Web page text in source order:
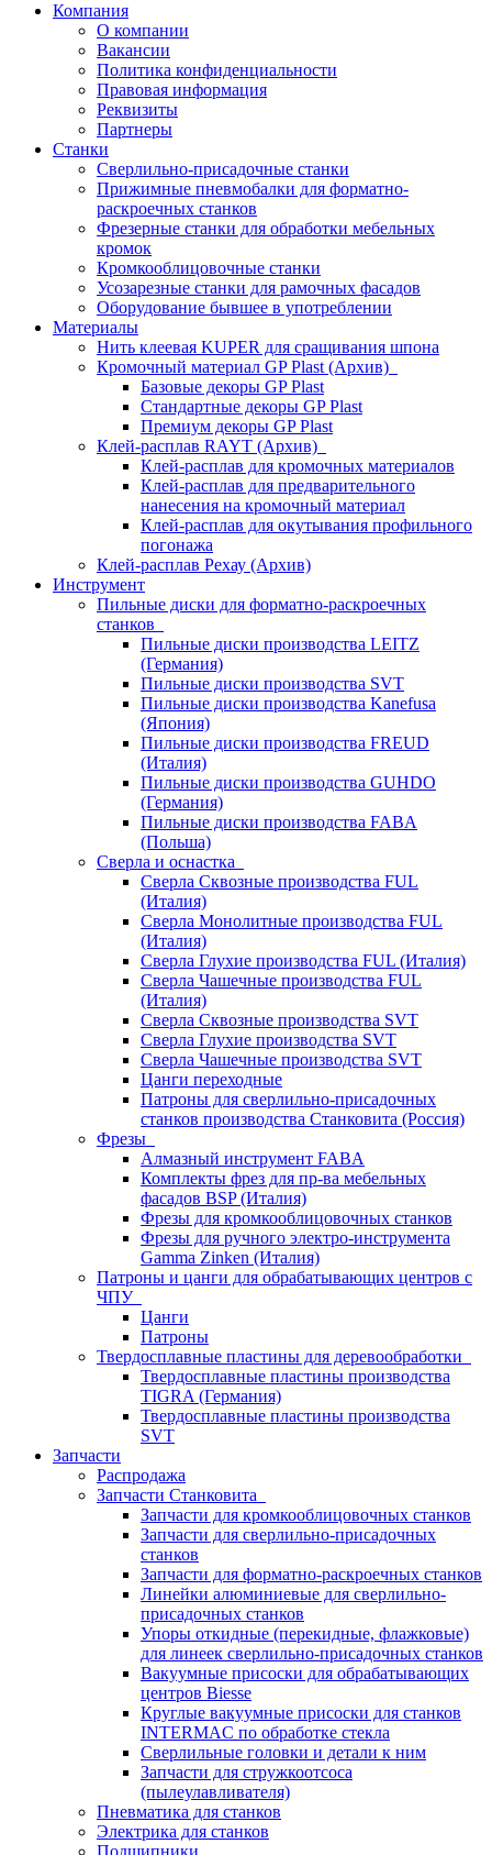
Компания
О компании
Вакансии
Политика конфиденциальности
Правовая информация
Реквизиты
Партнеры
Станки
Сверлильно-присадочные станки
Прижимные пневмобалки для форматно-
раскроечных станков
Фрезерные станки для обработки мебельных
кромок
Кромкооблицовочные станки
Усозарезные станки для рамочных фасадов
Оборудование бывшее в употреблении
Материалы
Нить клеевая KUPER для сращивания шпона
Кромочный материал GP Plast (Архив)
Базовые декоры GP Plast
Стандартные декоры GP Plast
Премиум декоры GP Plast
Клей-расплав RAYT (Архив)
Клей-расплав для кромочных материалов
Клей-расплав для предварительного
нанесения на кромочный материал
Клей-расплав для окутывания профильного
погонажа
Клей-расплав Рехау (Архив)
Инструмент
Пильные диски для форматно-раскроечных
станков
Пильные диски производства LEITZ
(Германия)
Пильные диски производства SVT
Пильные диски производства Kanefusa
(Япония)
Пильные диски производства FREUD
(Италия)
Пильные диски производства GUHDO
(Германия)
Пильные диски производства FABA
(Польша)
Сверла и оснастка
Сверла Сквозные производства FUL
(Италия)
Сверла Монолитные производства FUL
(Италия)
Сверла Глухие производства FUL (Италия)
Сверла Чашечные производства FUL
(Италия)
Сверла Сквозные производства SVT
Сверла Глухие производства SVT
Сверла Чашечные производства SVT
Цанги переходные
Патроны для сверлильно-присадочных
станков производства Станковита (Россия)
Фрезы
Алмазный инструмент FABA
Комплекты фрез для пр-ва мебельных
фасадов BSP (Италия)
Фрезы для кромкооблицовочных станков
Фрезы для ручного электро-инструмента
Gamma Zinken (Италия)
Патроны и цанги для обрабатывающих центров с
ЧПУ
Цанги
Патроны
Твердосплавные пластины для деревообработки
Твердосплавные пластины производства
TIGRA (Германия)
Твердосплавные пластины производства
SVT
Запчасти
Распродажа
Запчасти Станковита
Запчасти для кромкооблицовочных станков
Запчасти для сверлильно-присадочных
станков
Запчасти для форматно-раскроечных станков
Линейки алюминиевые для сверлильно-
присадочных станков
Упоры откидные (перекидные, флажковые)
для линеек сверлильно-присадочных станков
Вакуумные присоски для обрабатывающих
центров Biesse
Круглые вакуумные присоски для станков
INTERMAC по обработке стекла
Сверлильные головки и детали к ним
Запчасти для стружкоотсоса
(пылеулавливателя)
Пневматика для станков
Электрика для станков
Подшипники